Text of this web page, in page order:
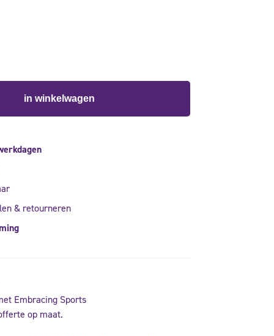
in winkelwagen
& retourneren
Embracing Sports
op maat.